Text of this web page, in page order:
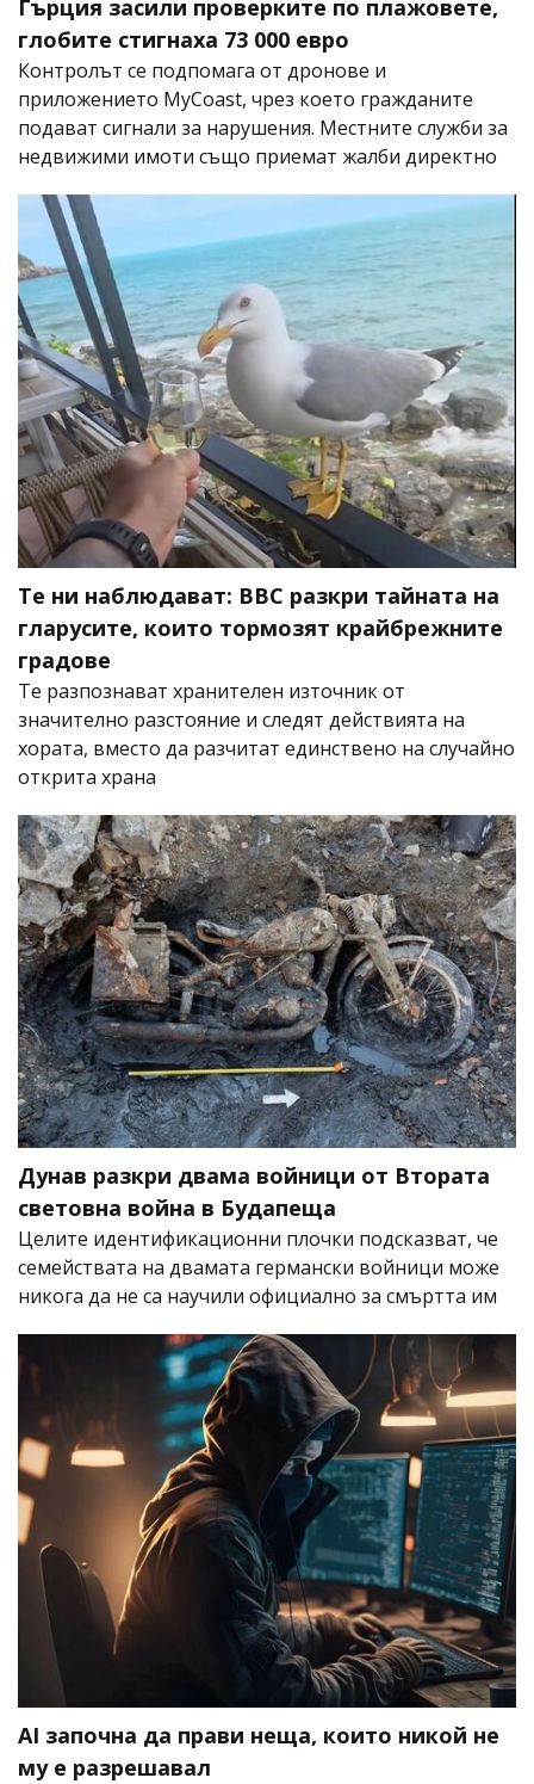
Гърция засили проверките по плажовете,
глобите стигнаха 73 000 евро
Контролът се подпомага от дронове и
приложението MyCoast, чрез което гражданите
подават сигнали за нарушения. Местните служби за
недвижими имоти също приемат жалби директно
Те ни наблюдават: BBC разкри тайната на
гларусите, които тормозят крайбрежните
градове
Те разпознават хранителен източник от
значително разстояние и следят действията на
хората, вместо да разчитат единствено на случайно
открита храна
Дунав разкри двама войници от Втората
световна война в Будапеща
Целите идентификационни плочки подсказват, че
семействата на двамата германски войници може
никога да не са научили официално за смъртта им
AI започна да прави неща, които никой не
му е разрешавал